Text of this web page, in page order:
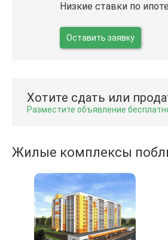
Низкие ставки по
Оставить заявку
Хотите сдать или
Разместите объявление
Жилые комплексы